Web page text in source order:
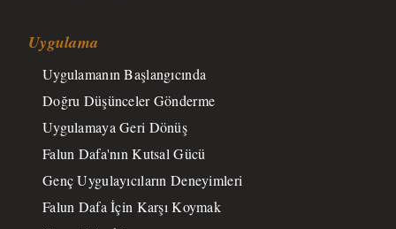
Uygulama
Uygulamanın Başlangıcında
Doğru Düşünceler Gönderme
Uygulamaya Geri Dönüş
Falun Dafa'nın Kutsal Gücü
Genç Uygulayıcıların Deneyimleri
Falun Dafa İçin Karşı Koymak